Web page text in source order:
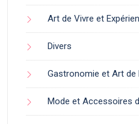
Art de Vivre et
Divers
Gastronomie et Art de
Mode et Accessoires